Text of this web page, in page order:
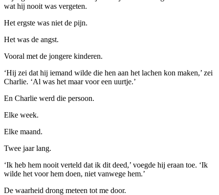
wat hij nooit was vergeten.
Het ergste was niet de pijn.
Het was de angst.
Vooral met de jongere kinderen.
‘Hij zei dat hij iemand wilde die hen aan het lachen kon maken,’ zei
Charlie. ‘Al was het maar voor een uurtje.’
En Charlie werd die persoon.
Elke week.
Elke maand.
Twee jaar lang.
‘Ik heb hem nooit verteld dat ik dit deed,’ voegde hij eraan toe. ‘Ik
wilde het voor hem doen, niet vanwege hem.’
De waarheid drong meteen tot me door.